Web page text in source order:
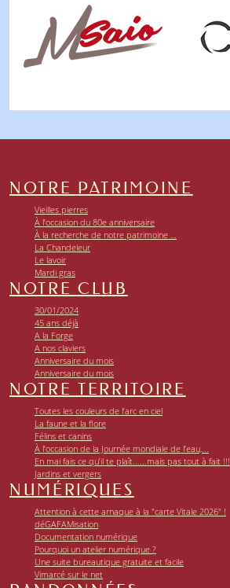
NOTRE PATRIMOINE
Vieilles pierres
À l’occasion du 80e anniversaire
À la recherche de notre patrimoine …
La Chandeleur
Le lavoir
Mardi gras
NOTRE CLUB
30/01/2024
45 ans déjà
A la Forge
A nos claviers
Anniversaire du mois
Anniversaire du mois
NOTRE TERRITOIRE
Toutes les couleurs de l’arc en ciel
La faune et la flore
Félins et canins
À l’occasion de la Journée mondiale de l’eau,...
En mai fais ce qu’il te plaît......mais pas tout à fait !!!
Jardins et vergers
NUMÉRIQUES
Attention à cette arnaque à la "carte Vitale 2026" !
déGAFAMisation
Documentation numérique
Pourquoi un atelier numérique ?
Une suite bureautique gratuite et facile
Vimarcé sur le net